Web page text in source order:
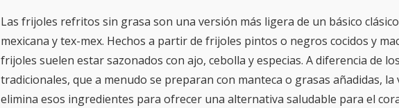
Las frijoles refritos sin grasa son una versión más ligera de un básico
mexicana y tex-mex. Hechos a partir de frijoles pintos o negros cocidos y
frijoles suelen estar sazonados con ajo, cebolla y especias. A diferencia de
tradicionales, que a menudo se preparan con manteca o grasas añadidas,
elimina esos ingredientes para ofrecer una alternativa saludable para el